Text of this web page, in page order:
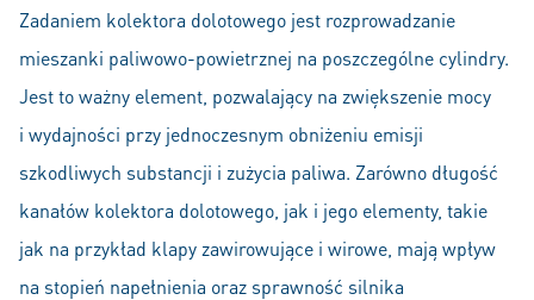
Zadaniem kolektora dolotowego jest rozprowadzanie
mieszanki paliwowo-powietrznej na poszczególne cylindry.
Jest to ważny element, pozwalający na zwiększenie mocy
i wydajności przy jednoczesnym obniżeniu emisji
szkodliwych substancji i zużycia paliwa. Zarówno długość
kanałów kolektora dolotowego, jak i jego elementy, takie
jak na przykład klapy zawirowujące i wirowe, mają wpływ
na stopień napełnienia oraz sprawność silnika